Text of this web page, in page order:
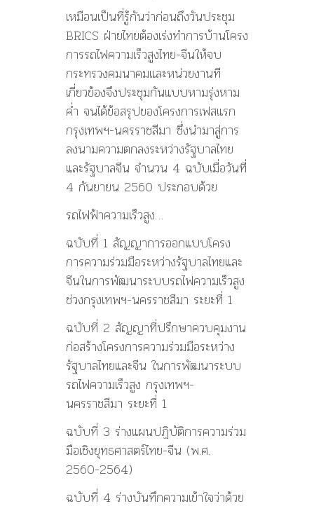
เหมือนเป็นที่รู้กันว่าก่อนถึงวันประชุม
BRICS ฝ่ายไทยต้องเร่งทำการบ้านโครง
การรถไฟความเร็วสูงไทย-จีนให้จบ
กระทรวงคมนาคมและหน่วยงานที
เกี่ยวข้องจึงประชุมกันแบบหามรุ่งหาม
ค่ำ จนได้ข้อสรุปของโครงการเฟสแรก
กรุงเทพฯ-นครราชสีมา ซึ่งนำมาสู่การ
ลงนามความตกลงระหว่างรัฐบาลไทย
และรัฐบาลจีน จำนวน 4 ฉบับเมื่อวันที่
4 กันยายน 2560 ประกอบด้วย
รถไฟฟ้าความเร็วสูง…
ฉบับที่ 1 สัญญาการออกแบบโครง
การความร่วมมือระหว่างรัฐบาลไทยและ
จีนในการพัฒนาระบบรถไฟความเร็วสูง
ช่วงกรุงเทพฯ-นครราชสีมา ระยะที่ 1
ฉบับที่ 2 สัญญาที่ปรึกษาควบคุมงาน
ก่อสร้างโครงการความร่วมมือระหว่าง
รัฐบาลไทยและจีน ในการพัฒนาระบบ
รถไฟความเร็วสูง กรุงเทพฯ-
นครราชสีมา ระยะที่ 1
ฉบับที่ 3 ร่างแผนปฏิบัติการความร่วม
มือเชิงยุทธศาสตร์ไทย-จีน (พ.ศ.
2560-2564)
ฉบับที่ 4 ร่างบันทึกความเข้าใจว่าด้วย